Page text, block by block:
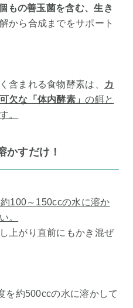
もの善玉菌を含む、生き
から合成までをサポート
含まれる食物酵素は、
カ
欠な「体内酵素」の餌と
。
かすだけ！
100～150ccの水に溶か
。
上がり直前にもかき混ぜ
を約500ccの水に溶かして